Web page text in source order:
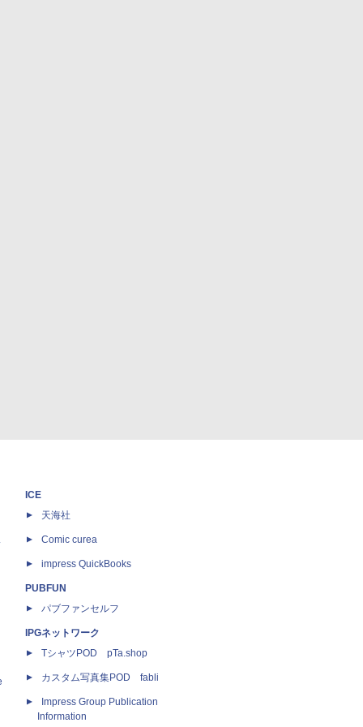
ICE
天海社
Comic curea
impress QuickBooks
PUBFUN
パブファンセルフ
IPGネットワーク
TシャツPOD pTa.shop
カスタム写真集POD fabli
Impress Group Publication
Information